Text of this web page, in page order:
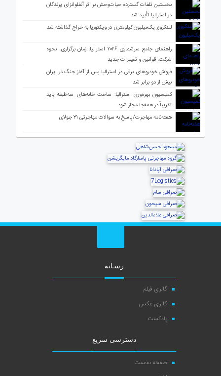
نخستین تلفات گسترده حیات‌وحش بر اثر آنفلوانزای پرندگان
در استرالیا تأیید شد
لندکروزر یک‌میلیون کیلومتری در ویکتوریا به حراج گذاشته شد
راهنمای جامع سرشماری ۲۰۲۶ استرالیا؛ زمان برگزاری، نحوه
شرکت، قوانین و تغییرات جدید
فروش خودروهای برقی در استرالیا پس از آغاز جنگ در ایران
بیش از دو برابر شد
کمیسیون بهره‌وری استرالیا: ساخت خانه‌های سه‌طبقه باید
تقریباً در همه‌جا مجاز شود
هفته‌نامه مهاجرت/پاسخ به سوالات مهاجرتی ۳۱ جولای
رسـانه
گالری فیلم
گالری عکس
پادکست
دسترسی سریع
صفحه نخست